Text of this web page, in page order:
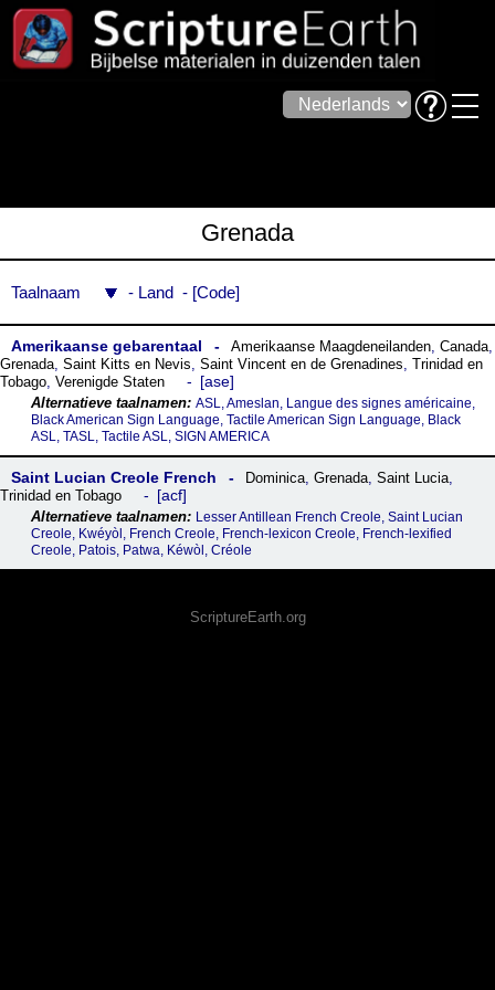
Grenada
Taalnaam Land Code
Amerikaanse gebarentaal Amerikaanse Maagdeneilanden, Canada,
Grenada, Saint Kitts en Nevis, Saint Vincent en de Grenadines, Trinidad en
Tobago, Verenigde Staten ase
ASL, Ameslan, Langue des signes américaine,
Black American Sign Language, Tactile American Sign Language, Black
ASL, TASL, Tactile ASL, SIGN AMERICA
Saint Lucian Creole French Dominica, Grenada, Saint Lucia,
Trinidad en Tobago
acf
Lesser Antillean French Creole, Saint Lucian
Creole, Kwéyòl, French Creole, French-lexicon Creole, French-lexified
Creole, Patois, Patwa, Kéwòl, Créole
ScriptureEarth.org